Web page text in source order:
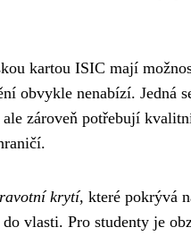
kartou ISIC mají
obvykle nenabízí. Jedná
zároveň potřebují
krytí, které pokrývá
vlasti. Pro studenty je